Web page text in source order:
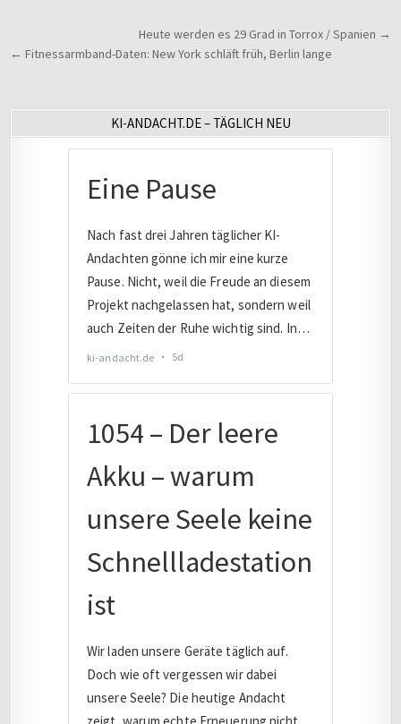
BeitragsnavigationHeute werden es 29 Grad in Torrox / Spanien →
← Fitnessarmband-Daten: New York schläft früh, Berlin lange
KI-ANDACHT.DE – TÄGLICH NEU